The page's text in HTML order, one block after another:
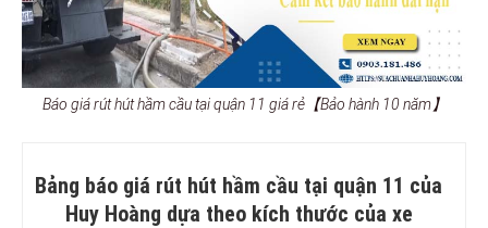
Báo giá rút hút hầm cầu tại quận 11 giá rẻ【Bảo hành 10 năm】
Bảng báo giá rút hút hầm cầu tại quận 11 của
Huy Hoàng dựa theo kích thước của xe